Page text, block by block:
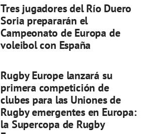
Tres jugadores del Río Duero
Soria prepararán el
Campeonato de Europa de
voleibol con España
Rugby Europe lanzará su
primera competición de
clubes para las Uniones de
Rugby emergentes en Europa:
la Supercopa de Rugby